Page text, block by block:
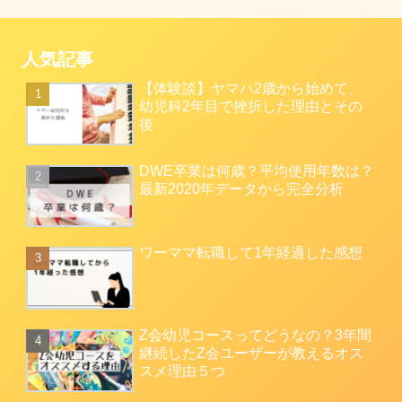
人気記事
【体験談】ヤマハ2歳から始めて、
幼児科2年目で挫折した理由とその
後
DWE卒業は何歳？平均使用年数は？
最新2020年データから完全分析
ワーママ転職して1年経過した感想
Z会幼児コースってどうなの？3年間
継続したZ会ユーザーが教えるオス
スメ理由５つ